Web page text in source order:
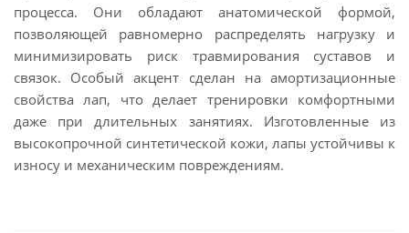
процесса. Они обладают анатомической формой,
позволяющей равномерно распределять нагрузку и
минимизировать риск травмирования суставов и
связок. Особый акцент сделан на амортизационные
свойства лап, что делает тренировки комфортными
даже при длительных занятиях. Изготовленные из
высокопрочной синтетической кожи, лапы устойчивы к
износу и механическим повреждениям.